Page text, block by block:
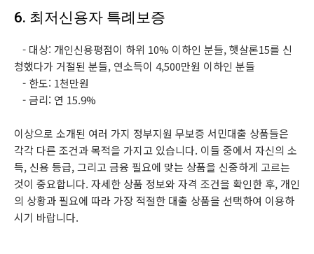
6. 최저신용자 특례보증
- 대상: 개인신용평점이 하위 10% 이하인 분들, 햇살론15를 신
청했다가 거절된 분들, 연소득이 4,500만원 이하인 분들
- 한도: 1천만원
- 금리: 연 15.9%
이상으로 소개된 여러 가지 정부지원 무보증 서민대출 상품들은
각각 다른 조건과 목적을 가지고 있습니다. 이들 중에서 자신의 소
득, 신용 등급, 그리고 금융 필요에 맞는 상품을 신중하게 고르는
것이 중요합니다. 자세한 상품 정보와 자격 조건을 확인한 후, 개인
의 상황과 필요에 따라 가장 적절한 대출 상품을 선택하여 이용하
시기 바랍니다.